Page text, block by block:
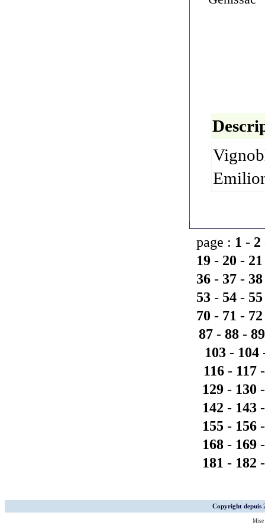
page : 1 - 2
19 - 20 - 21
36 - 37 - 38
53 - 54 - 55
70 - 71 - 72
87 - 88 - 89
103- 104
116 - 117
129 - 130
142 - 143
155 - 156
168 - 169
181 - 182
Copyright depuis
Mise